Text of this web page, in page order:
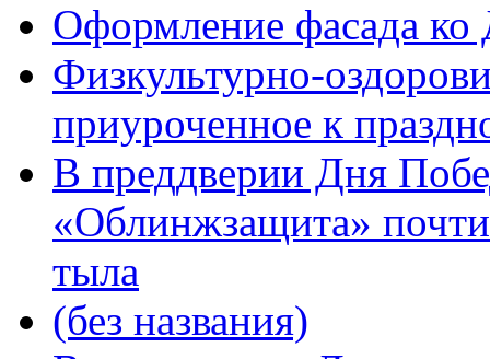
Оформление фасада
Физкультурно-
приуроченное к
В преддверии Дня
«Облинжзащита»
тыла
(без названия)